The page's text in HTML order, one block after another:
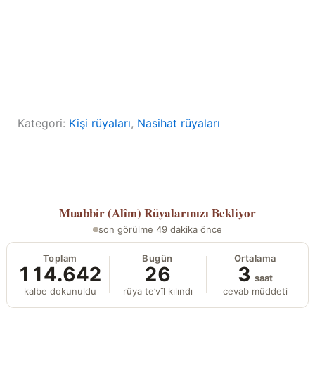
Kategori: Kişi rüyaları, Nasihat rüyaları
Muabbir (Alîm) Rüyalarınızı Bekliyor
son görülme 49 dakika önce
Toplam
114.642
kalbe dokunuldu
Bugün
26
rüya te’vîl kılındı
Ortalama
3 saat
cevab müddeti